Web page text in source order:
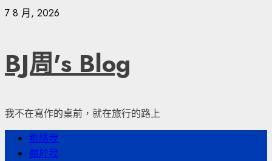
Skip
7 8 月, 2026
BJ周's Blog
我不在寫作的桌前，就在旅行的路上
Primary
Menu
聯絡我
關於我